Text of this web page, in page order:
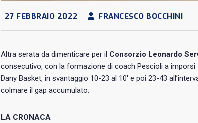
27 FEBBRAIO 2022 FRANCESCO BOCCHINI
Altra serata da dimenticare per il Consorzio Leonardo
consecutivo, con la formazione di coach Pescioli a
Dany Basket, in svantaggio 10-23 al 10′ e poi 23-43
colmare il gap accumulato.
LA CRONACA